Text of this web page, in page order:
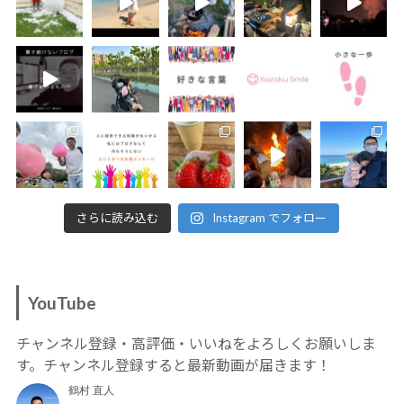
さらに読み込む Instagram でフォロー
YouTube
チャンネル登録・高評価・いいねをよろしくお願いしま
す。チャンネル登録すると最新動画が届きます！